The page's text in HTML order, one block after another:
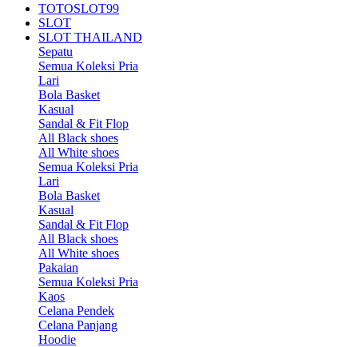
TOTOSLOT99
SLOT
SLOT THAILAND
Sepatu
Semua Koleksi Pria
Lari
Bola Basket
Kasual
Sandal & Fit Flop
All Black shoes
All White shoes
Semua Koleksi Pria
Lari
Bola Basket
Kasual
Sandal & Fit Flop
All Black shoes
All White shoes
Pakaian
Semua Koleksi Pria
Kaos
Celana Pendek
Celana Panjang
Hoodie